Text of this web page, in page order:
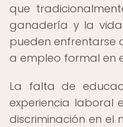
que
ganadería y la
pueden
a empleo formal en
La falta de
experiencia laboral
discriminación en